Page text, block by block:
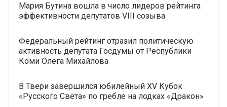
Мария Бутина вошла в число лидеров рейтинга
эффективности депутатов VIII созыва
Федеральный рейтинг отразил политическую
активность депутата Госдумы от Республики
Коми Олега Михайлова
В Твери завершился юбилейный XV Кубок
«Русского Света» по гребле на лодках «Дракон»